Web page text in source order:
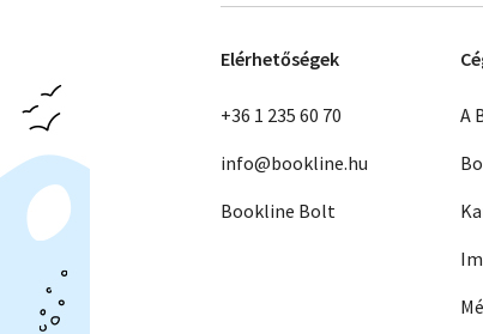
Elérhetőségek
+36 1 235 60 70
info@bookline.hu
Bookline Bolt
A